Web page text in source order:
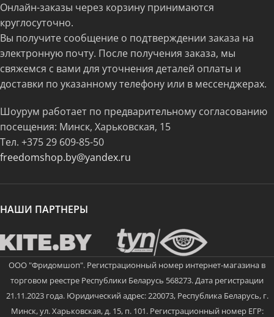
Онлайн-заказы через корзину принимаются
круглосуточно.
Вы получите сообщение о подтверждении заказа на
электронную почту. После получения заказа, мы
свяжемся с вами для уточнения деталей оплаты и
доставки по указанному телефону или в мессенджерах.
Шоурум работает по предварительному согласованию
посещения: Минск, Харьковская, 15
Тел. +375 29 609-85-50
freedomshop.by@yandex.ru
НАШИ ПАРТНЕРЫ
ООО "Фридомшоп". Регистрационный номер интернет-магазина в
торговом реестре Республики Беларусь 568273. Дата регистрации
21.11.2023 года. Юридический адрес: 220073, Республика Беларусь, г.
Минск, ул. Харьковская, д. 15, п. 101. Регистрационный номер ЕГР: